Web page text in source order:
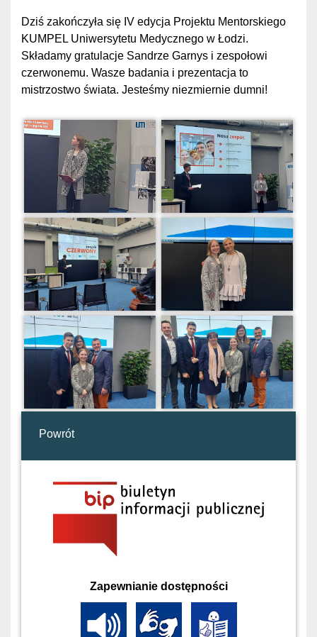
Dziś zakończyła się IV edycja Projektu Mentorskiego
KUMPEL Uniwersytetu Medycznego w Łodzi.
Składamy gratulacje Sandrze Garnys i zespołowi
czerwonemu. Wasze badania i prezentacja to
mistrzostwo świata. Jesteśmy niezmiernie dumni!
Powrót
Zapewnianie dostępności